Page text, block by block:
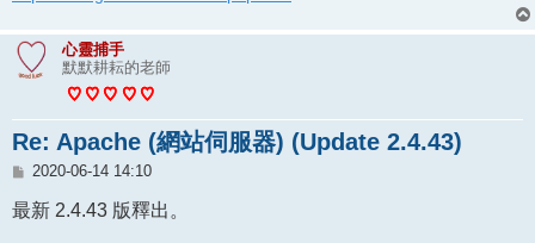
心靈捕手
默默耕耘的老師
Re: Apache (網站伺服器) (Update 2.4.43)
文
2020-06-14 14:10
最新 2.4.43 版釋出。